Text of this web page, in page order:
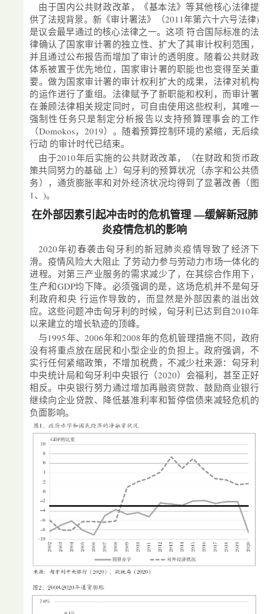
由于国内公共财政改革，《基本法》等其他核心法律提
供了法规背景。新《审计署法》（2011年第六十六号法律)
是议会最早通过的核心法律之一。这项 符合国际标准的法
律确认了国家审计署的独立性、扩大了其审计权利范围，
并且通过公布报告而增加了审计的透明度。随着公共财政
体系被置于优先地位，国家审计署的职能也也变得至关重
要。做为国家审计署的审计权利扩大的成果，法律对机构
的运作进行了重组。法律赋予了新职能和权利，而审计署
在兼顾法律相关规定同时，可自由使用这些权利，其唯一
强制性任务只是制定分析报告以支持预算理事会的工作
（Domokos，2019）。随着预算控制环境的紧缩，无后续
行动 的审计时代已结束。
由于2010年后实施的公共财政改革，（在财政和货币政
策共同努力的基础 上）匈牙利的预算状况（赤字和公共债
务），通货膨胀率和对外经济状况均得到了显著改善（图
1、)。
在外部因素引起冲击时的危机管理 —缓解新冠肺
炎疫情危机的影响
2020年初春袭击匈牙利的新冠肺炎疫情导致了经济下
滑。疫情风险大大阻止 了劳动力参与劳动力市场一体化的
进程。对第三产业服务的需求减少了，在其综合作用下，
生产和GDP均下降。必须强调的是，这场危机并不是匈牙
利政府和央 行运作导致的，而显然是外部因素的溢出效
应。这些问题冲击匈牙利的时候，匈牙利已达到自2010年
以来建立的增长轨迹的顶峰。
与1995年、2006年和2008年的危机管理措施不同，政府
没有将重点放在居民和小型企业的负担上。政府强调，不
实行任何紧缩政策，不增加税费，不减少社来源：匈牙利
中央统计局和匈牙利中央银行（2020）会福利，甚至正好
相反。中央银行努力通过增加再融资贷款、鼓励商业银行
继续向企业贷款、降低基准利率和暂停偿债来减轻危机的
负面影响。